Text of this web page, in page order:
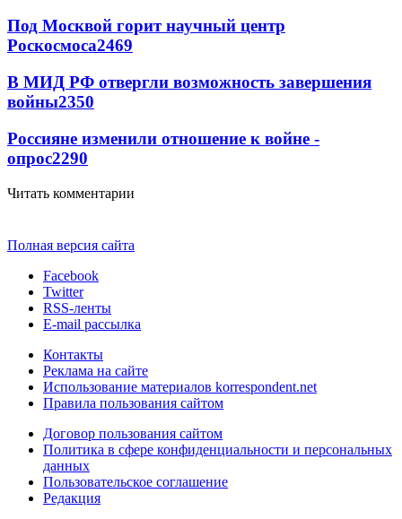
Под Москвой горит научный центр
Роскосмоса2469
В МИД РФ отвергли возможность завершения
войны2350
Россияне изменили отношение к войне -
опрос2290
Читать комментарии
Полная версия сайта
Facebook
Twitter
RSS-ленты
E-mail рассылка
Контакты
Реклама на сайте
Использование материалов korrespondent.net
Правила пользования сайтом
Договор пользования сайтом
Политика в сфере конфиденциальности и персональных
данных
Пользовательское соглашение
Редакция